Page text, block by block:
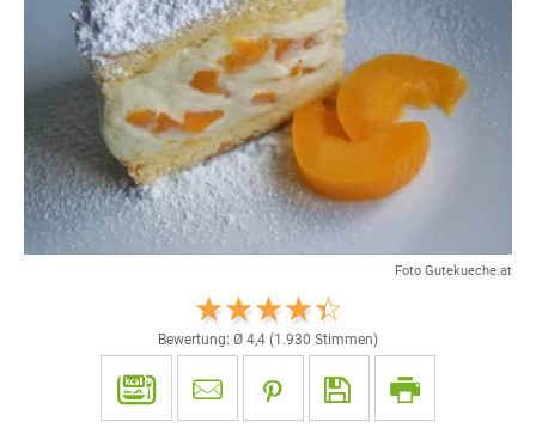
Foto Gutekueche.at
Bewertung: Ø 4,4 (1.930 Stimmen)